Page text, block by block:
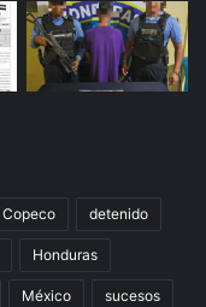
Copeco detenido
Honduras
México sucesos